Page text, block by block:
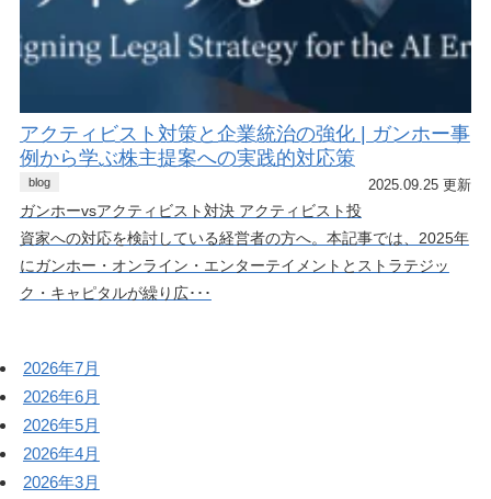
アクティビスト対策と企業統治の強化 | ガンホー事
例から学ぶ株主提案への実践的対応策
blog 2025.09.25 更新
ガンホーvsアクティビスト対決 アクティビスト投
資家への対応を検討している経営者の方へ。本記事では、2025年
にガンホー・オンライン・エンターテイメントとストラテジッ
ク・キャピタルが繰り広･･･
2026年7月
2026年6月
2026年5月
2026年4月
2026年3月